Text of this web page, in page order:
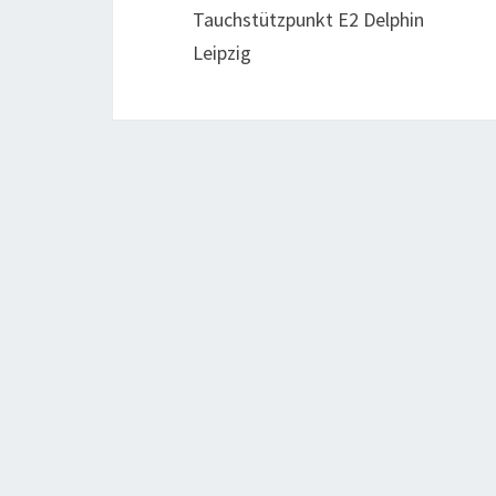
Tauchstützpunkt E2 Delphin
Leipzig